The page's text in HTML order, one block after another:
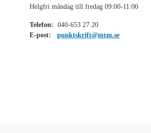
Helgfri måndag till fredag 09:00-11:00
Telefon: 040-653 27 20
E-post:
punktskrift@mtm.se